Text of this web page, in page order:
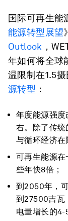
国际可再生能
能源转型展望
Outlook ，
年如何将全球
温限制在1.5
源转型 ：
年度能源强
右。除了传
与循环经济在
可再生能源
些年快8倍；
到2050年，
到27500吉瓦
电量增长的4-